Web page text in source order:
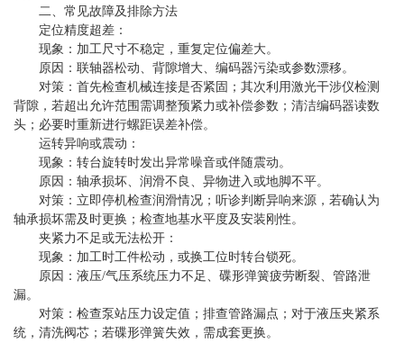
二、常见故障及排除方法
定位精度超差：
现象：加工尺寸不稳定，重复定位偏差大。
原因：联轴器松动、背隙增大、编码器污染或参数漂移。
对策：首先检查机械连接是否紧固；其次利用激光干涉仪检测
背隙，若超出允许范围需调整预紧力或补偿参数；清洁编码器读数
头；必要时重新进行螺距误差补偿。
运转异响或震动：
现象：转台旋转时发出异常噪音或伴随震动。
原因：轴承损坏、润滑不良、异物进入或地脚不平。
对策：立即停机检查润滑情况；听诊判断异响来源，若确认为
轴承损坏需及时更换；检查地基水平度及安装刚性。
夹紧力不足或无法松开：
现象：加工时工件松动，或换工位时转台锁死。
原因：液压/气压系统压力不足、碟形弹簧疲劳断裂、管路泄
漏。
对策：检查泵站压力设定值；排查管路漏点；对于液压夹紧系
统，清洗阀芯；若碟形弹簧失效，需成套更换。